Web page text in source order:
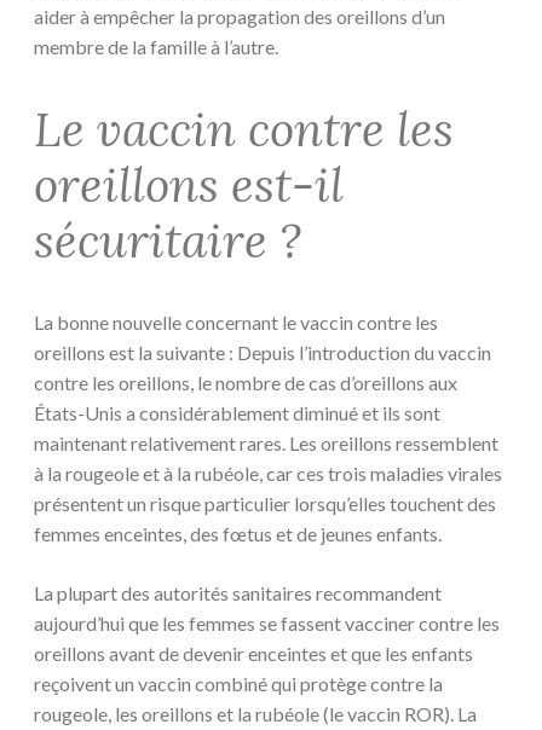
aider à empêcher la propagation des oreillons d’un
membre de la famille à l’autre.
Le vaccin contre les
oreillons est-il
sécuritaire ?
La bonne nouvelle concernant le vaccin contre les
oreillons est la suivante : Depuis l’introduction du vaccin
contre les oreillons, le nombre de cas d’oreillons aux
États-Unis a considérablement diminué et ils sont
maintenant relativement rares. Les oreillons ressemblent
à la rougeole et à la rubéole, car ces trois maladies virales
présentent un risque particulier lorsqu’elles touchent des
femmes enceintes, des fœtus et de jeunes enfants.
La plupart des autorités sanitaires recommandent
aujourd’hui que les femmes se fassent vacciner contre les
oreillons avant de devenir enceintes et que les enfants
reçoivent un vaccin combiné qui protège contre la
rougeole, les oreillons et la rubéole (le vaccin ROR). La